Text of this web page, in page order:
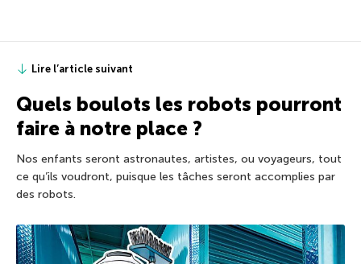
Lire l’article suivant
Quels boulots les robots pourront
faire à notre place ?
Nos enfants seront astronautes, artistes, ou voyageurs, tout
ce qu’ils voudront, puisque les tâches seront accomplies par
des robots.